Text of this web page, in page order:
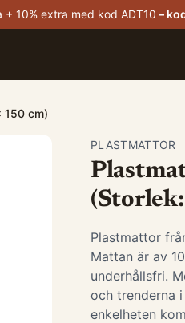
+ 10% extra med kod ADT10 –
150 cm)
PLASTMATTOR
Plastmattor
Mattan är av
underhållsfri.
och trenderna
enkelheten